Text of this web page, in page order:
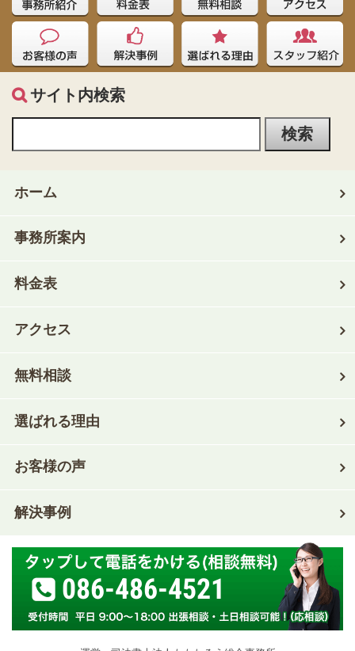
サイト内検索
ホーム
事務所案内
料金表
アクセス
無料相談
選ばれる理由
お客様の声
解決事例
086-486-4521